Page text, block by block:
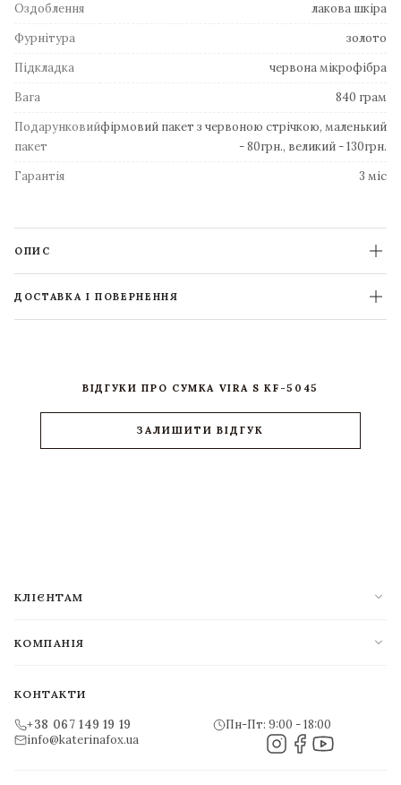
Оздоблення
лакова шкіра
Фурнітура
золото
Підкладка
червона мікрофібра
Вага
840 грам
Подарунковий
пакет
фірмовий пакет з червоною стрічкою, маленький
- 80грн., великий - 130грн.
Гарантія
3 міс
ОПИС
ДОСТАВКА І ПОВЕРНЕННЯ
ВІДГУКИ ПРО СУМКА VIRA S KF-5045
ЗАЛИШИТИ ВІДГУК
КЛІЄНТАМ expand_more
КОМПАНІЯ expand_more
КОНТАКТИ
+38 067 149 19 19
info@katerinafox.ua
Пн-Пт: 9:00 - 18:00